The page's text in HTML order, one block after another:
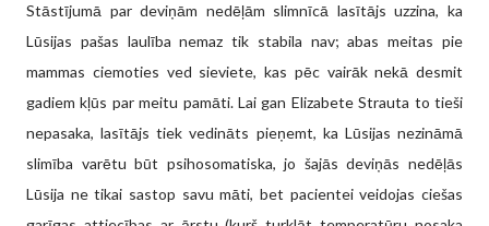
Stāstījumā par deviņām nedēļām slimnīcā lasītājs uzzina, ka
Lūsijas pašas laulība nemaz tik stabila nav; abas meitas pie
mammas ciemoties ved sieviete, kas pēc vairāk nekā desmit
gadiem kļūs par meitu pamāti. Lai gan Elizabete Strauta to tieši
nepasaka, lasītājs tiek vedināts pieņemt, ka Lūsijas nezināmā
slimība varētu būt psihosomatiska, jo šajās deviņās nedēļās
Lūsija ne tikai sastop savu māti, bet pacientei veidojas ciešas